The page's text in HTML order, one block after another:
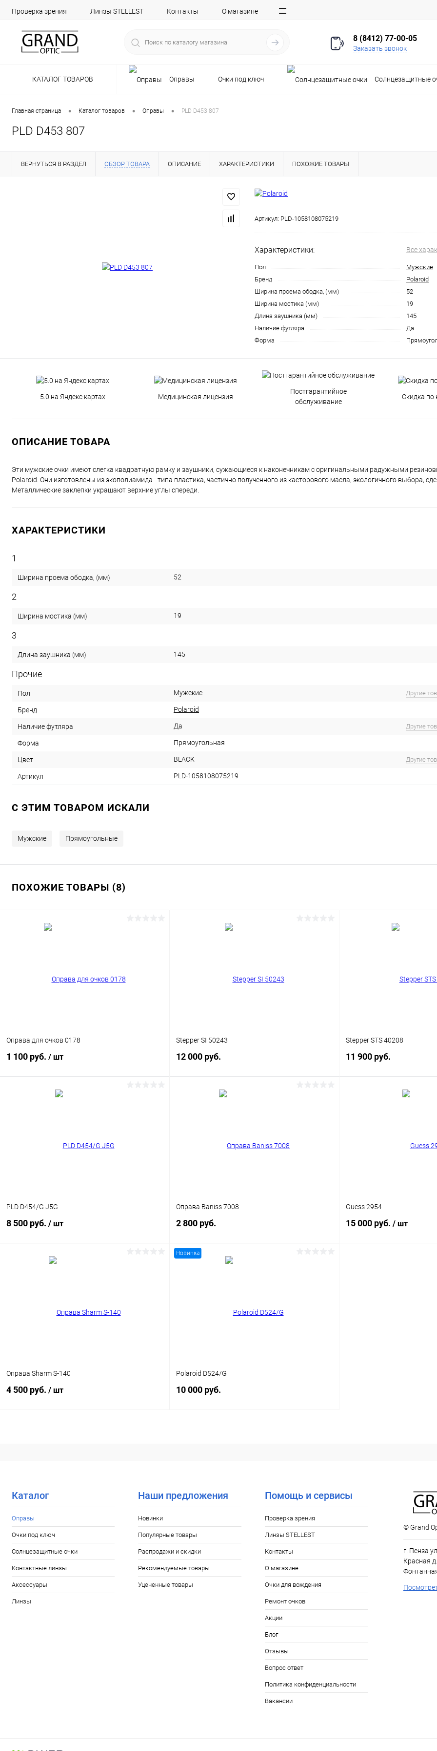
Проверка зрения Линзы STELLEST Контакты О магазине
8 (8412) 77-00-05
Заказать звонок
КАТАЛОГ ТОВАРОВ Оправы Очки под ключ Солнцезащитные
Главная страница • Каталог товаров • Оправы • PLD D453 807
PLD D453 807
ВЕРНУТЬСЯ В РАЗДЕЛ ОБЗОР ТОВАРА ОПИСАНИЕ ХАРАКТЕРИСТИКИ ПОХОЖИЕ ТОВАРЫ
Артикул: PLD-1058108075219
Характеристики: Все
Пол
Мужские
Бренд
Polaroid
Ширина проема ободка, (мм)
52
Ширина мостика (мм)
19
Длина заушника (мм)
145
Наличие футляра
Да
Форма
5.0 на Яндекс картах Медицинская лицензия
Постгарантийное
обслуживание
Скидка по
ОПИСАНИЕ ТОВАРА
Эти мужские очки имеют слегка квадратную рамку и заушники, сужающиеся к наконечникам с оригинальными радужными
Polaroid. Они изготовлены из экополиамида - типа пластика, частично полученного из касторового масла, экологичного выбора,
Металлические заклепки украшают верхние углы спереди.
ХАРАКТЕРИСТИКИ
1
Ширина проема ободка, (мм) 52
2
Ширина мостика (мм) 19
3
Длина заушника (мм) 145
Прочие
Пол Мужские Другие
Бренд Polaroid
Наличие футляра Да Другие
Форма Прямоугольная
Цвет BLACK Другие
Артикул PLD-1058108075219
C ЭТИМ ТОВАРОМ ИСКАЛИ
Мужские Прямоугольные
ПОХОЖИЕ ТОВАРЫ (8)
Оправа для очков 0178
1 100 руб. / шт
Stepper SI 50243
12 000 руб.
Stepper STS 40208
11 900 руб.
PLD D454/G J5G
8 500 руб. / шт
Оправа Baniss 7008
2 800 руб.
Guess 2954
15 000 руб. / шт
Оправа Sharm S-140
4 500 руб. / шт
Новинка
Polaroid D524/G
10 000 руб.
Каталог
Оправы
Очки под ключ
Солнцезащитные очки
Контактные линзы
Аксессуары
Линзы
Наши предложения
Новинки
Популярные товары
Распродажи и скидки
Рекомендуемые товары
Уцененные товары
Помощь и сервисы
Проверка зрения
Линзы STELLEST
Контакты
О магазине
Очки для вождения
Ремонт очков
Акции
Блог
Отзывы
Вопрос ответ
Политика конфиденциальности
Вакансии
© Grand
г. Пенза
Красная